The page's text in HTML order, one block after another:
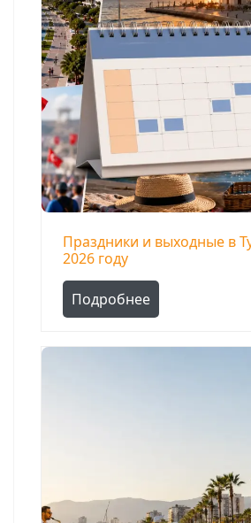
Праздники и выходные в
2026 году
Подробнее